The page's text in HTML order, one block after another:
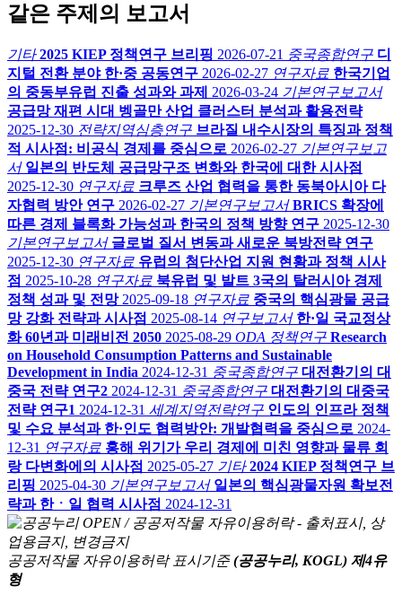
같은 주제의 보고서
기타 2025 KIEP 정책연구 브리핑 2026-07-21 중국종합연구 디
지털 전환 분야 한·중 공동연구 2026-02-27 연구자료 한국기업
의 중동부유럽 진출 성과와 과제
2026-03-24 기본연구보고서
공급망 재편 시대 벵골만 산업 클러스터 분석과 활용전략
2025-12-30 전략지역심층연구 브라질 내수시장의 특징과 정책
적 시사점: 비공식 경제를 중심으로 2026-02-27 기본연구보고
서 일본의 반도체 공급망구조 변화와 한국에 대한 시사점
2025-12-30 연구자료 크루즈 산업 협력을 통한 동북아시아 다
자협력 방안 연구 2026-02-27 기본연구보고서 BRICS 확장에
따른 경제 블록화 가능성과 한국의 정책 방향 연구 2025-12-30
기본연구보고서 글로벌 질서 변동과 새로운 북방전략 연구
2025-12-30 연구자료 유럽의 첨단산업 지원 현황과 정책 시사
점 2025-10-28 연구자료 북유럽 및 발트 3국의 탈러시아 경제
정책 성과 및 전망 2025-09-18 연구자료 중국의 핵심광물 공급
망 강화 전략과 시사점 2025-08-14 연구보고서 한·일 국교정상
화 60년과 미래비전 2050 2025-08-29 ODA 정책연구 Research
on Household Consumption Patterns and Sustainable
Development in India 2024-12-31 중국종합연구 대전환기의 대
중국 전략 연구2 2024-12-31 중국종합연구 대전환기의 대중국
전략 연구1 2024-12-31 세계지역전략연구 인도의 인프라 정책
및 수요 분석과 한·인도 협력방안: 개발협력을 중심으로 2024-
12-31 연구자료 홍해 위기가 우리 경제에 미친 영향과 물류 회
랑 다변화에의 시사점 2025-05-27 기타 2024 KIEP 정책연구 브
리핑 2025-04-30 기본연구보고서 일본의 핵심광물자원 확보전
략과 한ㆍ일 협력 시사점 2024-12-31
공공저작물 자유이용허락 표시기준 (공공누리, KOGL) 제4유
형